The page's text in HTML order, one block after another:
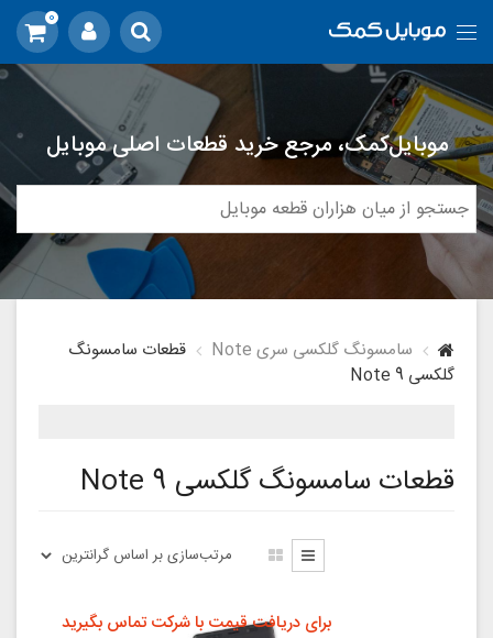
0
موبایل‌کمک، مرجع خرید قطعات اصلی موبایل
سامسونگ گلکسی سری Note
قطعات سامسونگ
گلکسی Note 9
قطعات سامسونگ گلکسی Note 9
برای دریافت قیمت با شرکت تماس بگیرید